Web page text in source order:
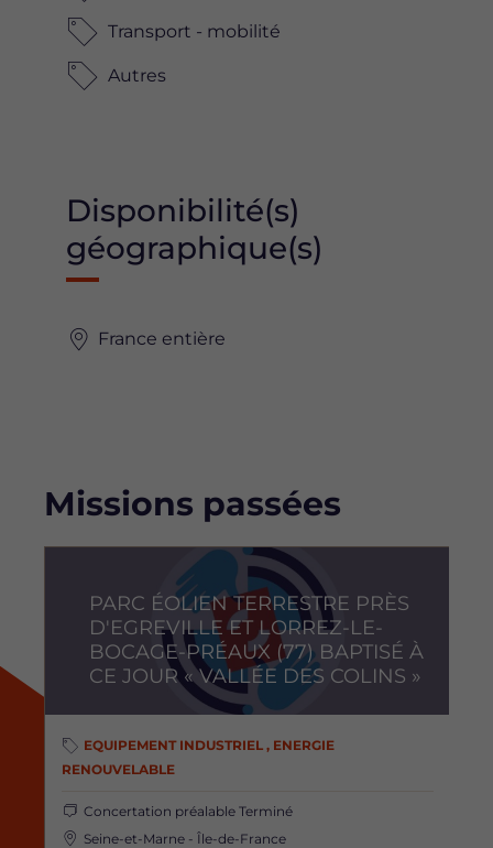
Transport - mobilité
Autres
Disponibilité(s)
géographique(s)
France entière
Missions passées
PARC ÉOLIEN TERRESTRE PRÈS
D'EGREVILLE ET LORREZ-LE-
BOCAGE-PRÉAUX (77) BAPTISÉ À
CE JOUR « VALLÉE DES COLINS »
EQUIPEMENT INDUSTRIEL , ENERGIE
RENOUVELABLE
Concertation préalable Terminé
Seine-et-Marne - Île-de-France